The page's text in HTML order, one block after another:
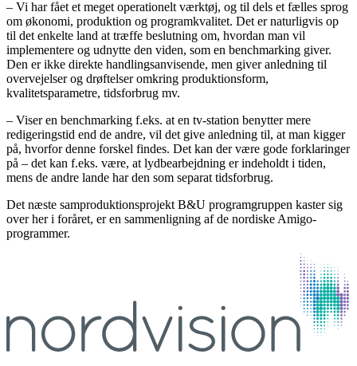
– Vi har fået et meget operationelt værktøj, og til dels et fælles sprog
om økonomi, produktion og programkvalitet. Det er naturligvis op
til det enkelte land at træffe beslutning om, hvordan man vil
implementere og udnytte den viden, som en benchmarking giver.
Den er ikke direkte handlingsanvisende, men giver anledning til
overvejelser og drøftelser omkring produktionsform,
kvalitetsparametre, tidsforbrug mv.
– Viser en benchmarking f.eks. at en tv-station benytter mere
redigeringstid end de andre, vil det give anledning til, at man kigger
på, hvorfor denne forskel findes. Det kan der være gode forklaringer
på – det kan f.eks. være, at lydbearbejdning er indeholdt i tiden,
mens de andre lande har den som separat tidsforbrug.
Det næste samproduktionsprojekt B&U programgruppen kaster sig
over her i foråret, er en sammenligning af de nordiske Amigo-
programmer.